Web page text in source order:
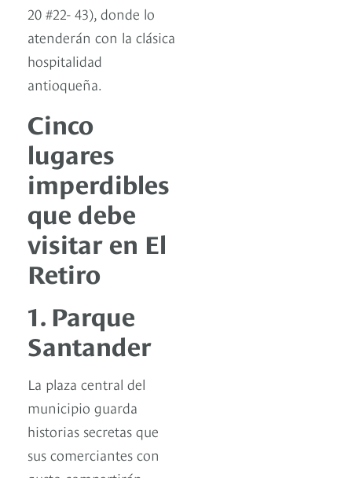
20 #22- 43), donde lo
atenderán con la clásica
hospitalidad
antioqueña.
Cinco
lugares
imperdibles
que debe
visitar en El
Retiro
1. Parque
Santander
La plaza central del
municipio guarda
historias secretas que
sus comerciantes con